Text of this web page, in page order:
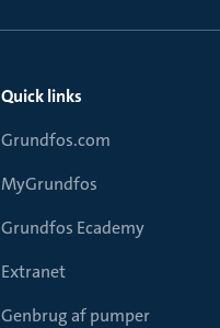
Quick links
Grundfos.com
MyGrundfos
Grundfos Ecademy
Extranet
Genbrug af pumper